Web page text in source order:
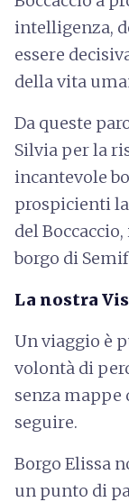
intelligenza,
essere
della vita
Da queste
Silvia per la
incantevole
prospicienti
del
borgo di
La nostra
Un viaggio è
volontà di
senza mappe
seguire.
Borgo Elissa
un punto di